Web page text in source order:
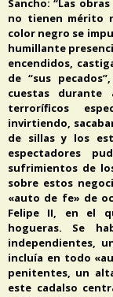
Sancho: “Las
no tienen mérito
color negro se
humillante
encendidos,
de “sus
cuestas
terroríficos
invirtiendo,
de sillas y los
espectadores
sufrimientos de
sobre estos
«auto de fe» de
Felipe II, en el
hogueras. Se
independientes,
incluía en todo
penitentes, un
este cadalso